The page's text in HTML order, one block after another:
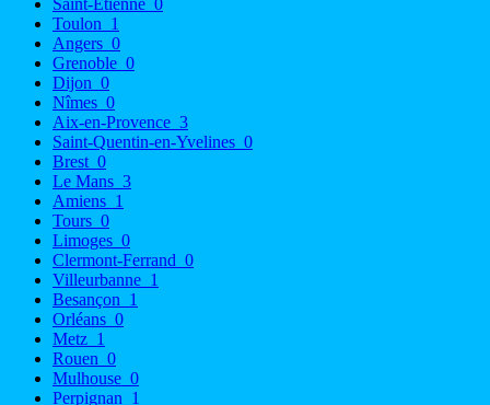
Toulon 1
Angers 0
Grenoble 0
Dijon 0
Nîmes 0
Aix-en-Provence 3
Saint-Quentin-en-Yvelines 0
Brest 0
Le Mans 3
Amiens 1
Tours 0
Limoges 0
Clermont-Ferrand 0
Villeurbanne 1
Besançon 1
Orléans 0
Metz 1
Rouen 0
Mulhouse 0
Perpignan 1